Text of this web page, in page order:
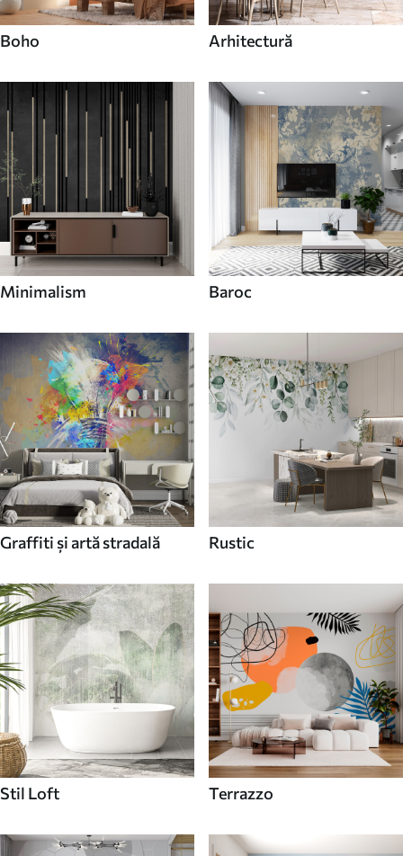
Boho Arhitectură
Minimalism Baroc
Graffiti și artă stradală Rustic
Stil Loft Terrazzo